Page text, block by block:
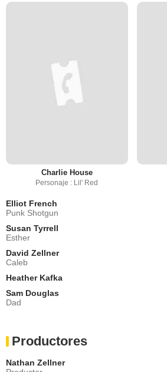
Charlie House
Personaje : Lil' Red
Elliot French
Punk Shotgun
Susan Tyrrell
Esther
David Zellner
Caleb
Heather Kafka
Sam Douglas
Dad
Productores
Nathan Zellner